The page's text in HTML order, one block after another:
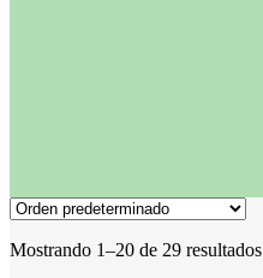
Mostrando 1–20 de 29 resultados